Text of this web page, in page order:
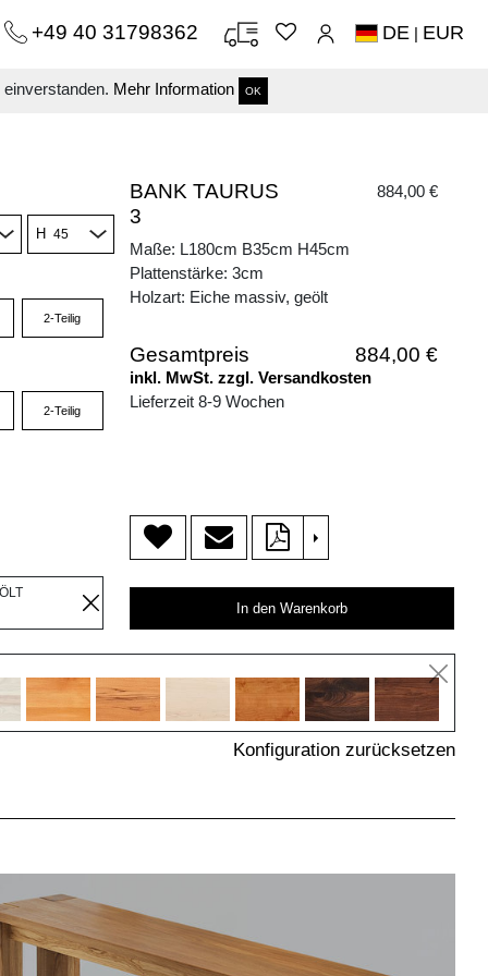
Mehr Information OK
+49 40 31798362 DE | EUR
H
2-Teilig
2-Teilig
BANK TAURUS
3
884,00 €
Maße: L180cm B35cm H45cm
Plattenstärke: 3cm
Holzart: Eiche massiv, geölt
Gesamtpreis 884,00 €
inkl. MwSt. zzgl. Versandkosten
Lieferzeit 8-9 Wochen
>
In den Warenkorb
Konfiguration zurücksetzen